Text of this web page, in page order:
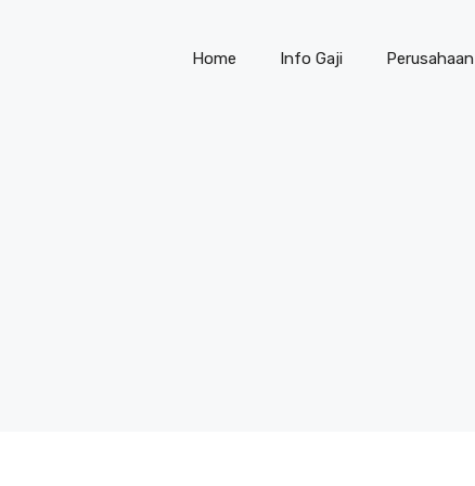
Home Info Gaji Perusahaan